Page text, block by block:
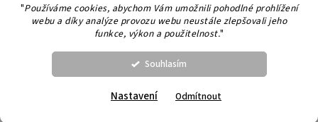
"Používáme cookies, abychom Vám umožnili pohodlné prohlížení
webu a díky analýze provozu webu neustále zlepšovali jeho
funkce, výkon a použitelnost."
Souhlasím
Nastavení Odmítnout
Příze Seis Cabos na společný KAL s firmou Malabrigo skladem
Vytvořil Shoptet
Copyright 2026Dolna. Všechna práva vyhrazena.Upravit nastavení
cookies